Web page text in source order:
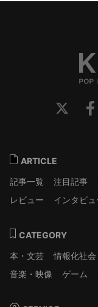
ARTICLE
記事一覧
注目記事
レビュー
インタビュ
CATEGORY
本・文芸
情報化社会
音楽・映像
ゲーム